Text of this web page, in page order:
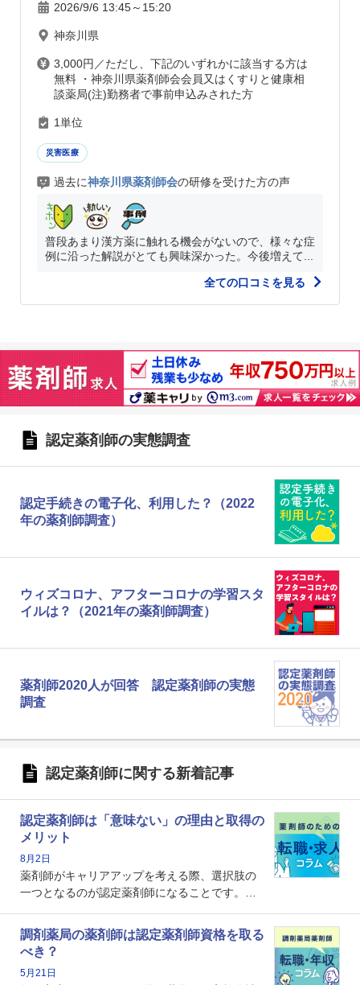
2026/9/6 13:45～15:20
神奈川県
3,000円／ただし、下記のいずれかに該当する方は
無料 ・神奈川県薬剤師会会員又はくすりと健康相
談薬局(注)勤務者で事前申込みされた方
1単位
災害医療
過去に神奈川県薬剤師会の研修を受けた方の声
普段あまり漢方薬に触れる機会がないので、様々な症
例に沿った解説がとても興味深かった。今後増えて...
全ての口コミを見る
認定薬剤師の実態調査
認定手続きの電子化、利用した？（2022
年の薬剤師調査）
ウィズコロナ、アフターコロナの学習スタ
イルは？（2021年の薬剤師調査）
薬剤師2020人が回答 認定薬剤師の実態
調査
認定薬剤師に関する新着記事
認定薬剤師は「意味ない」の理由と取得の
メリット
8月2日
薬剤師がキャリアアップを考える際、選択肢の
一つとなるのが認定薬剤師になることです。し
という声を聞いたことがあるかもしれません。
本記事では、認定薬剤師が「意味ない」といわ
れる理由や、取得するメリット、年収・キャリ
アへの影響を解説します。
調剤薬局の薬剤師は認定薬剤師資格を取る
べき？
5月21日